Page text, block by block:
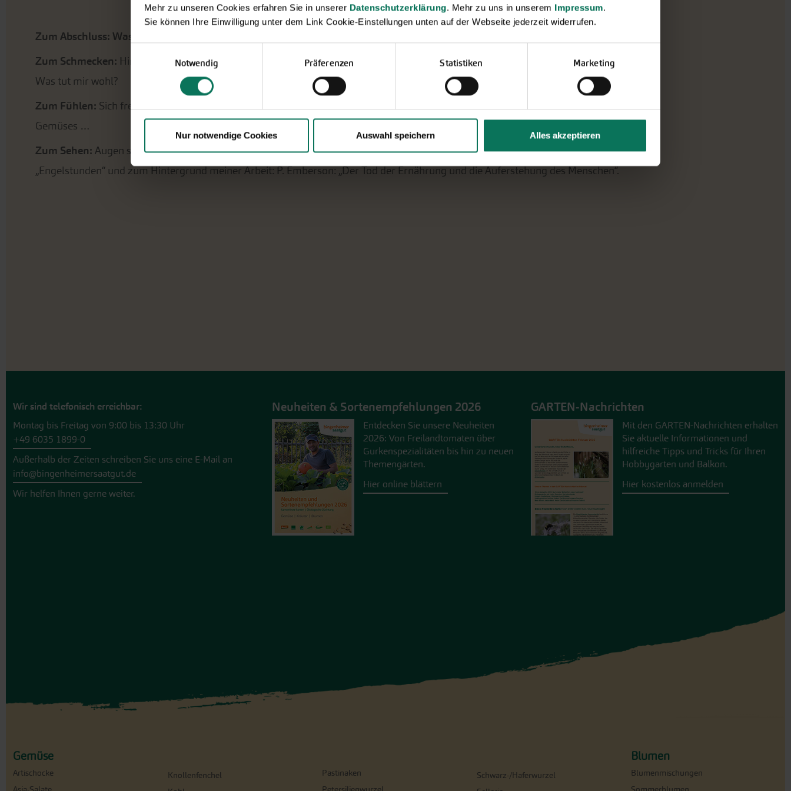
Mehr zu unseren Cookies erfahren Sie in unserer Datenschutzerklärung. Mehr zu uns in unserem Impressum.
Sie können Ihre Einwilligung unter dem Link Cookie-Einstellungen unten auf der Webseite jederzeit widerrufen.
Notwendig Präferenzen Statistiken Marketing
Nur notwendige Cookies Auswahl speichern Alles akzeptieren
Zum Abschluss: Was möchtest du den Leser:innen mitgeben?
Zum Schmecken: Hinschmecken – über den Geschmack hinaus – durch den Geschmack hindurch – wie bekommt mir etwas?
Was tut mir wohl?
Zum Fühlen: Sich freuen am Glitzern der Tautopfen in der Morgensonne, an der Stille der Abenddämmerung – am Genuss guten
Gemüses …
Zum Sehen: Augen schließen und hinter die Dinge auf „das Eigentliche“ schauen … Mein Lieblingsbuch 2021: von Iris Paxino:
„Engelstunden“ und zum Hintergrund meiner Arbeit: P. Emberson: „Der Tod der Ernährung und die Auferstehung des Menschen“.
Wir sind telefonisch erreichbar:
Montag bis Freitag von 9:00 bis 13:30 Uhr
+49 6035 1899-0
Außerhalb der Zeiten schreiben Sie uns eine E-Mail an
info@bingenheimersaatgut.de
Wir helfen Ihnen gerne weiter.
Neuheiten & Sortenempfehlungen 2026
Entdecken Sie unsere Neuheiten
2026: Von Freilandtomaten über
Gurkenspezialitäten bis hin zu neuen
Themengärten.
Hier online blättern
GARTEN-Nachrichten
Mit den GARTEN-Nachrichten erhalten
Sie aktuelle Informationen und
hilfreiche Tipps und Tricks für Ihren
Hobbygarten und Balkon.
Hier kostenlos anmelden
Gemüse
Artischocke
Knollenfenchel
Pastinaken
Schwarz-/Haferwurzel
Blumen
Blumenmischungen